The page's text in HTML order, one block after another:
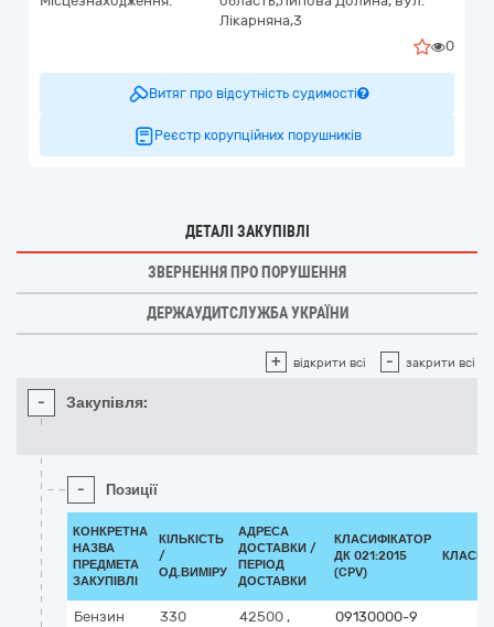
Лікарняна,3
0
Витяг про відсутність судимості
Реєстр корупційних порушників
ДЕТАЛІ ЗАКУПІВЛІ
ЗВЕРНЕННЯ ПРО ПОРУШЕННЯ
ДЕРЖАУДИТСЛУЖБА УКРАЇНИ
+ відкрити всі - закрити всі
- Закупівля:
- Позиції
КОНКРЕТНА
НАЗВА
ПРЕДМЕТА
ЗАКУПІВЛІ
КІЛЬКІСТЬ
/
ОД.ВИМІРУ
АДРЕСА
ДОСТАВКИ /
ПЕРІОД
ДОСТАВКИ
КЛАСИФІКАТОР
ДК 021:2015
(CPV)
Бензин
330
42500 ,
09130000-9